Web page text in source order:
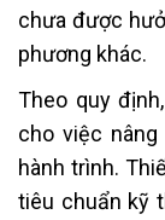
chưa được
phương khác.
Theo quy
cho việc
hành trình.
tiêu chuẩn kỹ